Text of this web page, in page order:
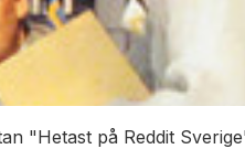
"Hetast på Reddit